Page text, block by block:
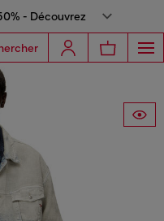
- Découvrez